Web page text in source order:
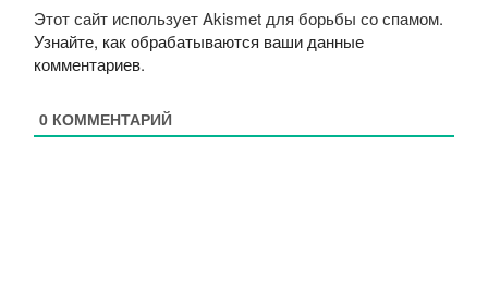
Этот сайт использует Akismet для борьбы со спамом.
Узнайте, как обрабатываются ваши данные
комментариев.
0 КОММЕНТАРИЙ